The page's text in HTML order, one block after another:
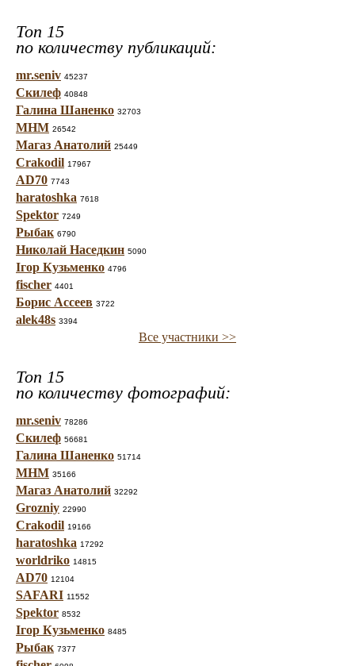
Топ 15
по количеству публикаций:
mr.seniv 45237
Скилеф 40848
Галина Шаненко 32703
МНМ 26542
Магаз Анатолий 25449
Crakodil 17967
AD70 7743
haratoshka 7618
Spektor 7249
Рыбак 6790
Николай Наседкин 5090
Ігор Кузьменко 4796
fischer 4401
Борис Ассеев 3722
alek48s 3394
Все участники >>
Топ 15
по количеству фотографий:
mr.seniv 78286
Скилеф 56681
Галина Шаненко 51714
МНМ 35166
Магаз Анатолий 32292
Grozniy 22990
Crakodil 19166
haratoshka 17292
worldriko 14815
AD70 12104
SAFARI 11552
Spektor 8532
Ігор Кузьменко 8485
Рыбак 7377